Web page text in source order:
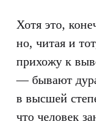
Хотя это,
но, читая и
прихожу к
— бывают
в высшей
что человек